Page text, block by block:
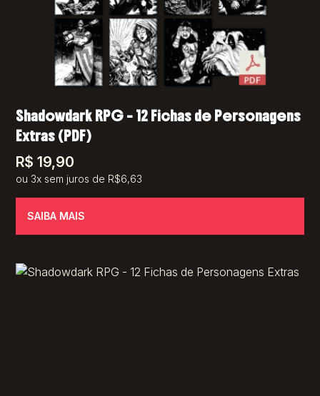
Shadowdark RPG – 12 Fichas de Personagens
Extras (PDF)
R$ 19,90
ou 3x sem juros de R$6,63
SAIBA MAIS